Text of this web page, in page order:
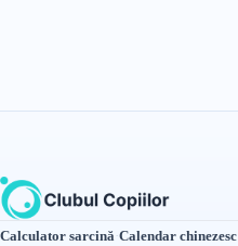
Calculator sarcină·Calendar chinezesc